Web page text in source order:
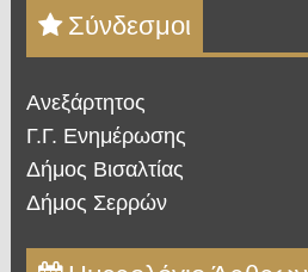
Σύνδεσμοι
Ανεξάρτητος
Γ.Γ. Ενημέρωσης
Δήμος Βισαλτίας
Δήμος Σερρών